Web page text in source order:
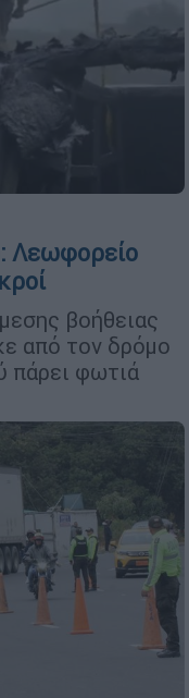
Λεωφορείο
βοήθειας
από τον δρόμο
πάρει φωτιά